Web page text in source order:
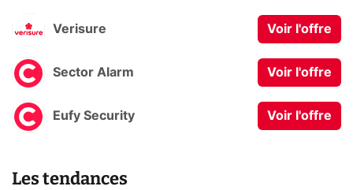
Verisure Voir l'offre
Sector Alarm Voir l'offre
Eufy Security Voir l'offre
Les tendances